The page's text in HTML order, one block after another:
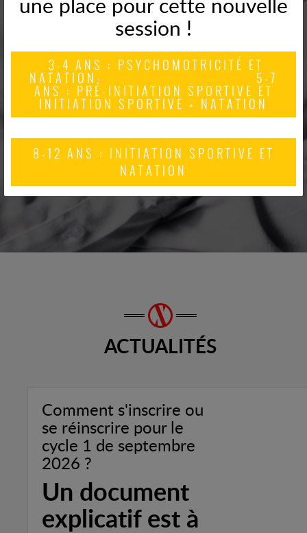
GRANDIR
ACTUALITÉS
Comment s'inscrire ou
se réinscrire pour le
cycle 1 de septembre
2026 ?
Un document
explicatif est à
une place pour cette nouvelle
session !
3-4 ANS : PSYCHOMOTRICITÉ ET
NATATION- 5-7
ANS : PRÉ-INITIATION SPORTIVE ET
INITIATION SPORTIVE + NATATION
8-12 ANS : INITIATION SPORTIVE ET
NATATION